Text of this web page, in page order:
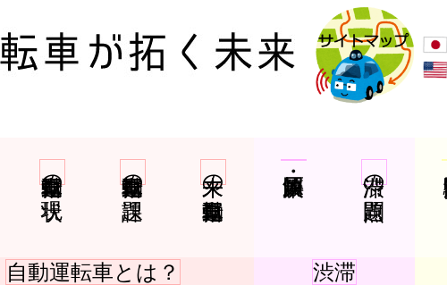
自動運転車の現状 自動運転車の課題 未来の自動運転車 渋滞の問題点
自動運転車とは？ 渋滞